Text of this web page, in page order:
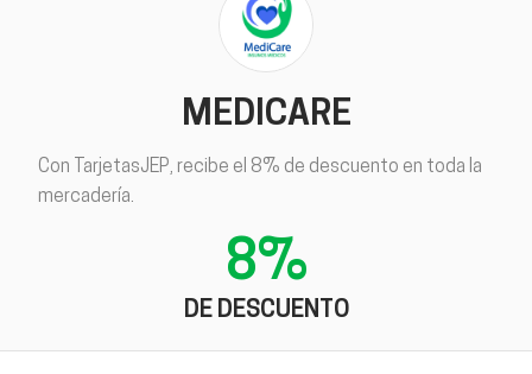
MEDICARE
Con TarjetasJEP, recibe el 8% de descuento en toda la
mercadería.
8%
DE DESCUENTO